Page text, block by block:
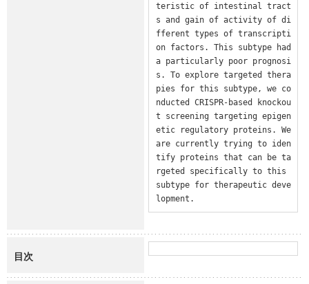
teristic of intestinal tract
s and gain of activity of di
fferent types of transcripti
on factors. This subtype had
a particularly poor prognosi
s. To explore targeted thera
pies for this subtype, we co
nducted CRISPR-based knockou
t screening targeting epigen
etic regulatory proteins. We
are currently trying to iden
tify proteins that can be ta
rgeted specifically to this
subtype for therapeutic deve
lopment.
目次